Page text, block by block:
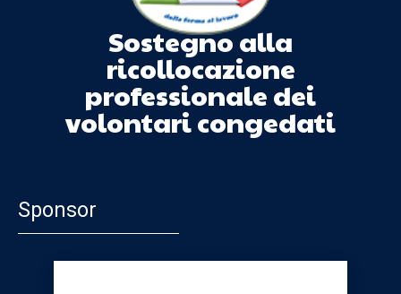
Sostegno alla
ricollocazione
professionale dei
volontari congedati
Sponsor